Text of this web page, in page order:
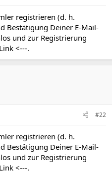
registrieren (d. h.
Bestätigung Deiner E-Mail-
und zur Registrierung
<---.
#22
registrieren (d. h.
Bestätigung Deiner E-Mail-
und zur Registrierung
<---.